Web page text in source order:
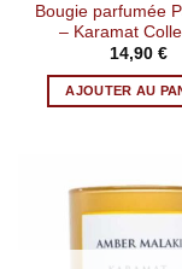
Bougie parfumée
– Karamat
14,90 €
AJOUTER AU